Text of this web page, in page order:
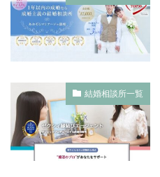
結婚相談所一覧